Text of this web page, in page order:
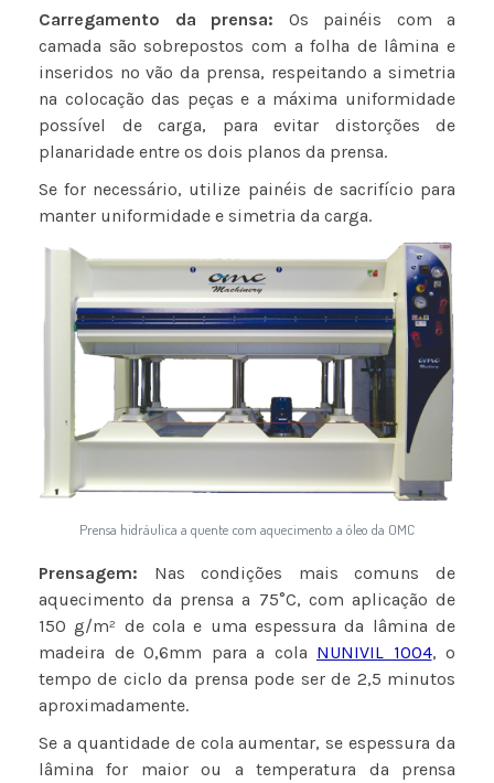
Carregamento da prensa: Os painéis com a
camada são sobrepostos com a folha de lâmina e
inseridos no vão da prensa, respeitando a simetria
na colocação das peças e a máxima uniformidade
possível de carga, para evitar distorções de
planaridade entre os dois planos da prensa.
Se for necessário, utilize painéis de sacrifício para
manter uniformidade e simetria da carga.
Prensa hidráulica a quente com aquecimento a óleo da OMC
Prensagem: Nas condições mais comuns de
aquecimento da prensa a 75°C, com aplicação de
150 g/m² de cola e uma espessura da lâmina de
madeira de 0,6mm para a cola NUNIVIL 1004, o
tempo de ciclo da prensa pode ser de 2,5 minutos
aproximadamente.
Se a quantidade de cola aumentar, se espessura da
lâmina for maior ou a temperatura da prensa